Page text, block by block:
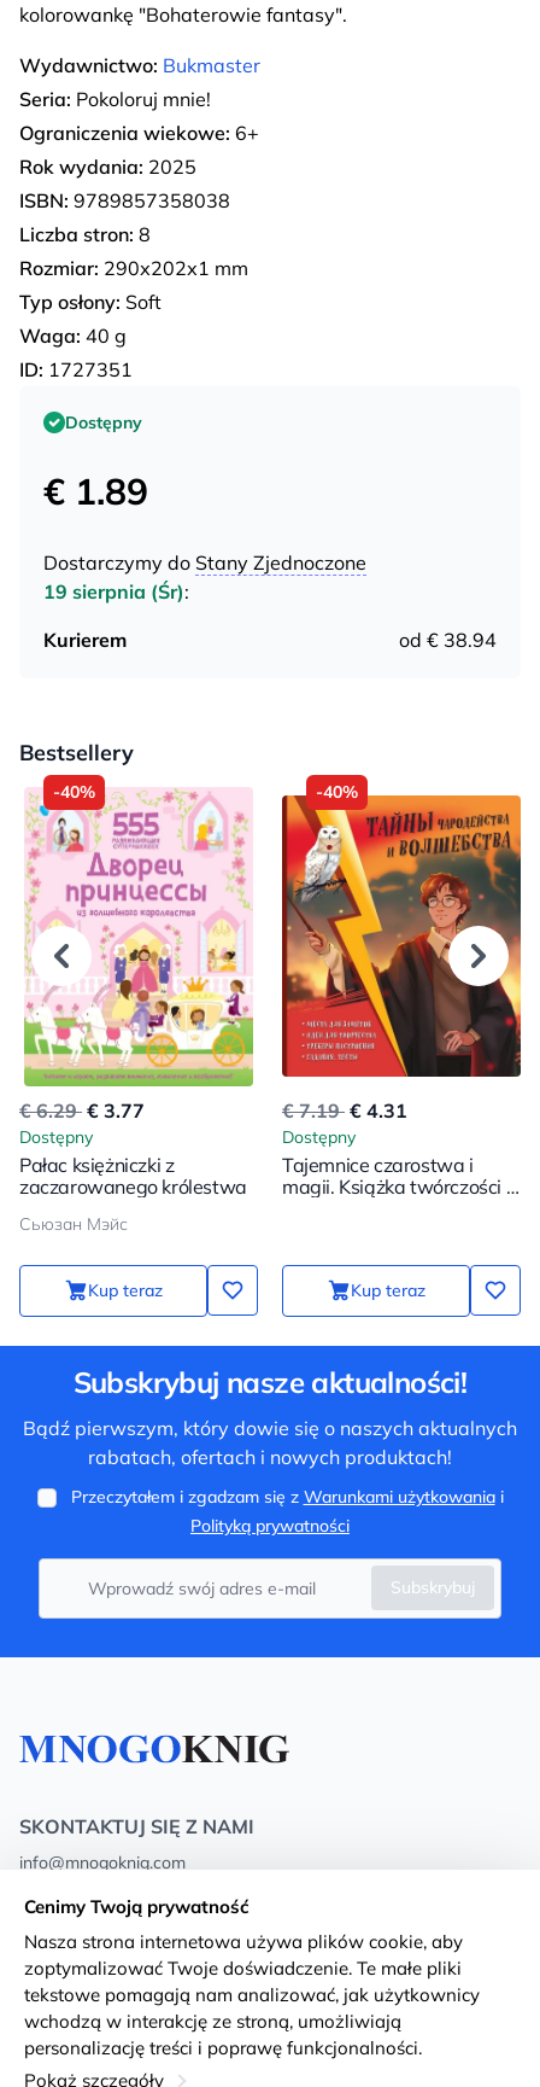
kolorowankę "Bohaterowie fantasy".
Wydawnictwo: Bukmaster
Seria: Pokoloruj mnie!
Ograniczenia wiekowe: 6+
Rok wydania: 2025
ISBN: 9789857358038
Liczba stron: 8
Rozmiar: 290х202х1 mm
Typ osłony: Soft
Waga: 40 g
ID: 1727351
Dostępny
€ 1.89
Dostarczymy do Stany Zjednoczone
19 sierpnia (Śr):
Kurierem
od € 38.94
Bestsellery
-40%
€ 6.29 € 3.77
Dostępny
Pałac księżniczki z
zaczarowanego królestwa
Сьюзан Мэйс
Kup teraz
-40%
€ 7.19 € 4.31
Dostępny
Tajemnice czarostwa i
magii. Książka twórczości i
Kup teraz
Subskrybuj nasze aktualności!
Bądź pierwszym, który dowie się o naszych aktualnych
rabatach, ofertach i nowych produktach!
Przeczytałem i zgadzam się z Warunkami użytkowaniai
Polityką prywatności
Subskrybuj
SKONTAKTUJ SIĘ Z NAMI
info@mnogoknig.com
Rīga, Augusta Deglava 69d, LV-1082
O nas
Sklepy
Dostawa i płatność
Privacy Policy
Warunki i zasady
Cenimy Twoją prywatność
Nasza strona internetowa używa plików cookie, aby
zoptymalizować Twoje doświadczenie. Te małe pliki
tekstowe pomagają nam analizować, jak użytkownicy
wchodzą w interakcję ze stroną, umożliwiają
personalizację treści i poprawę funkcjonalności.
Pokaż szczegóły